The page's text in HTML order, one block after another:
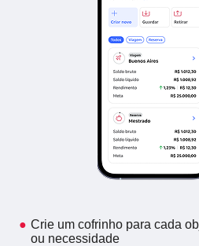
Crie um cofrinho para cada
ou necessidade